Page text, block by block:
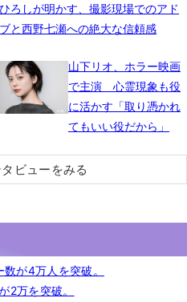
ろしが明かす、撮影現場でのアド
と西野七瀬への絶大な信頼感
山下リオ、ホラー映画
で主演 心霊現象も役
に活かす「取り憑かれ
てもいい役だから」
ビューをみる
が4万人を突破。
万を突破。